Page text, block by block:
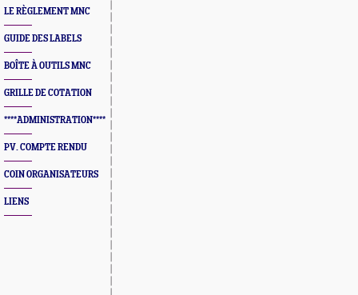
LE RÈGLEMENT MNC
GUIDE DES LABELS
BOÎTE À OUTILS MNC
GRILLE DE COTATION
****ADMINISTRATION****
PV. COMPTE RENDU
COIN ORGANISATEURS
LIENS